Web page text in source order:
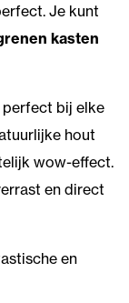
Je kunt
kasten
bij elke
hout
wow-effect.
en direct
en